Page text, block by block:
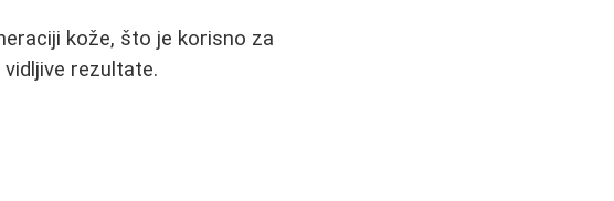
kože, što je korisno za
rezultate.